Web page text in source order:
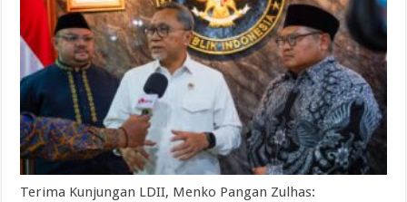
Terima Kunjungan LDII, Menko Pangan Zulhas: